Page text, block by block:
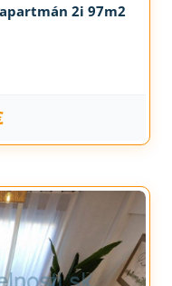
2i 97m2